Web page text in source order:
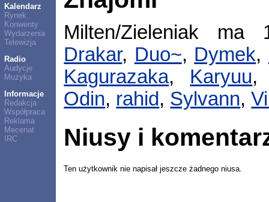
Kalendarz
Rynek
Konwenty
Wydarzenia
Telewizja
Radio
Audycje
Muzyka
Informacje
Redakcja
Współpraca
Reklama
Mecenat
IRC
Milten/Zieleniak
Drakar, Duo~, Dymek,
Kagurazaka, Karyuu
Odin, rahid, Sylvann,
Niusy i
Ten użytkownik nie napisał jeszcze żadnego niusa.